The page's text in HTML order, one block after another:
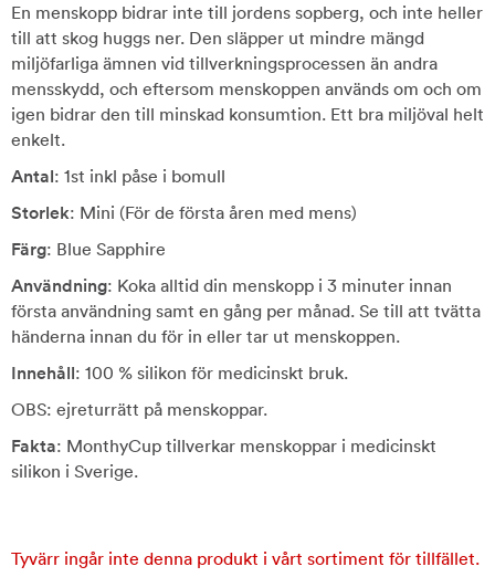
En menskopp bidrar inte till jordens sopberg, och inte heller
till att skog huggs ner. Den släpper ut mindre mängd
miljöfarliga ämnen vid tillverkningsprocessen än andra
mensskydd, och eftersom menskoppen används om och om
igen bidrar den till minskad konsumtion. Ett bra miljöval helt
enkelt.
Antal: 1st inkl påse i bomull
Storlek: Mini (För de första åren med mens)
Färg: Blue Sapphire
Användning: Koka alltid din menskopp i 3 minuter innan
första användning samt en gång per månad. Se till att tvätta
händerna innan du för in eller tar ut menskoppen.
Innehåll: 100 % silikon för medicinskt bruk.
OBS: ejreturrätt på menskoppar.
Fakta: MonthyCup tillverkar menskoppar i medicinskt
silikon i Sverige.
Tyvärr ingår inte denna produkt i vårt sortiment för tillfället.